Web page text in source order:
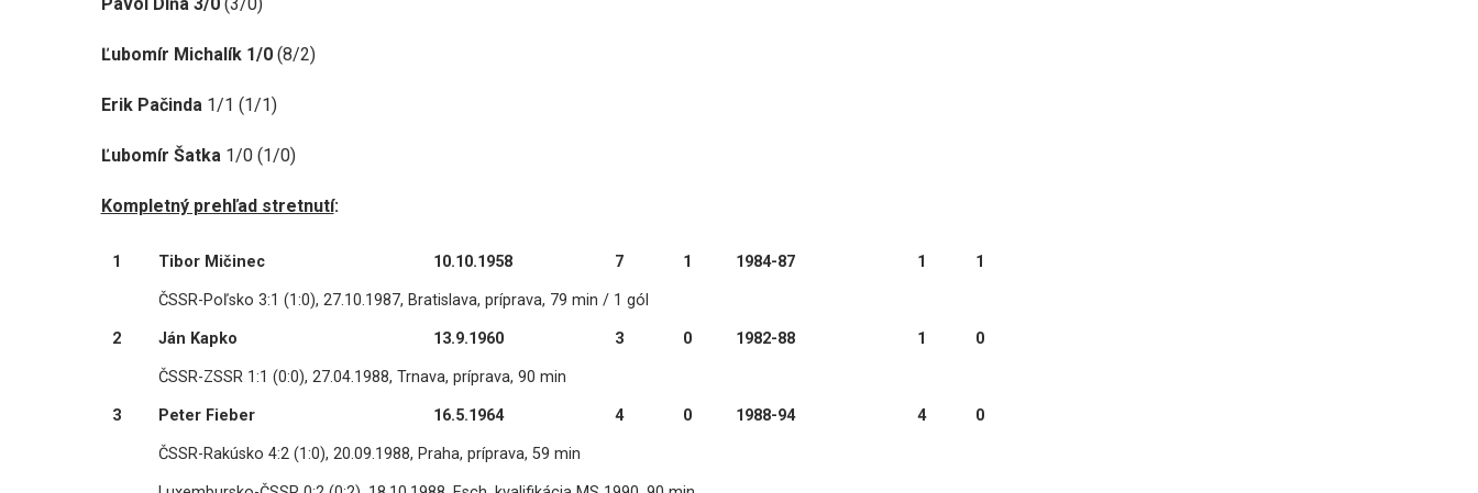
Ľubomír Michalík 1/0(8/2)
Erik Pačinda1/1 (1/1)
Ľubomír Šatka1/0 (1/0)
Kompletný prehľad stretnutí:
1 Tibor Mičinec 10.10.1958 7 1 1984-87 1 1
ČSSR-Poľsko 3:1 (1:0), 27.10.1987, Bratislava, príprava, 79 min / 1 gól
2 Ján Kapko 13.9.1960 3 0 1982-88 1 0
ČSSR-ZSSR 1:1 (0:0), 27.04.1988, Trnava, príprava, 90 min
3 Peter Fieber 16.5.1964 4 0 1988-94 4 0
ČSSR-Rakúsko 4:2 (1:0), 20.09.1988, Praha, príprava, 59 min